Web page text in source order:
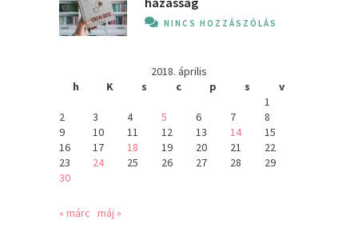
NINCS HOZZÁSZÓLÁS
2018. április
h
K s c p s
v
1
2
3 4 5 6 7
8
9
10 11 12 13 14
15
16
17 18 19 20 21
22
23
24 25 26 27 28
29
30
« márc máj »